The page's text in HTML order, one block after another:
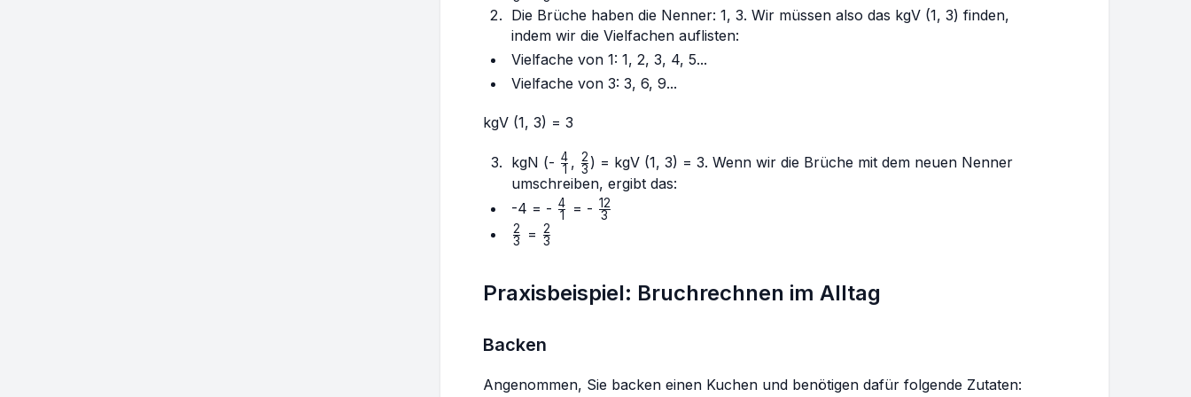
{3} {3}
Die Brüche haben die Nenner: 1, 3. Wir müssen also das kgV (1, 3) finden,
indem wir die Vielfachen auflisten:
Vielfache von 1: 1, 2, 3, 4, 5...
Vielfache von 3: 3, 6, 9...
kgV (1, 3) = 3
kgN (- \frac{4}
{1}
1
4 , \frac{2}
{3}
3
2 ) = kgV (1, 3) = 3. Wenn wir die Brüche mit dem neuen Nenner
umschreiben, ergibt das:
-4 = - \frac{4}
1
4 = - \frac{12}
3
12
\frac{2}
3
2 = \frac{2}
3
2
Praxisbeispiel: Bruchrechnen im Alltag
Backen
Angenommen, Sie backen einen Kuchen und benötigen dafür folgende Zutaten: